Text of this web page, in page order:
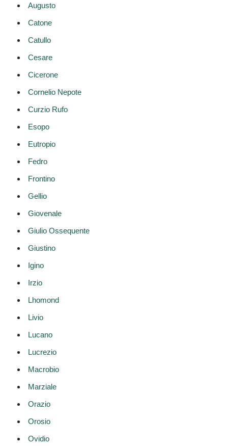
Augusto
Catone
Catullo
Cesare
Cicerone
Cornelio Nepote
Curzio Rufo
Esopo
Eutropio
Fedro
Frontino
Gellio
Giovenale
Giulio Ossequente
Giustino
Igino
Irzio
Lhomond
Livio
Lucano
Lucrezio
Macrobio
Marziale
Orazio
Orosio
Ovidio